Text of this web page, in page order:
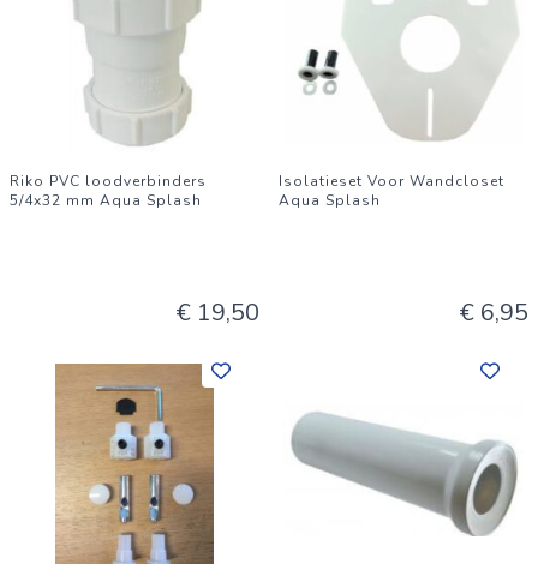
Riko PVC loodverbinders
5/4x32 mm Aqua Splash
€ 19,50
Isolatieset Voor Wandcloset
Aqua Splash
€ 6,95